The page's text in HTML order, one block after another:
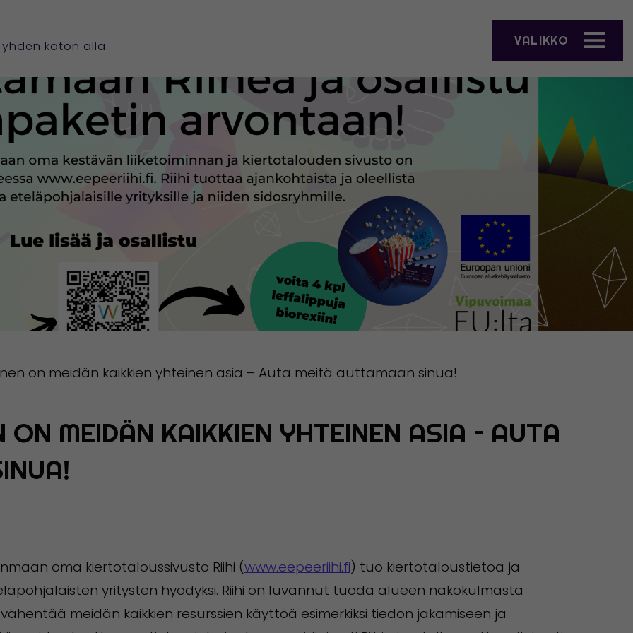
katon alla VALIKKO
AVAA VALIKKO"
on meidän kaikkien yhteinen asia – Auta meitä auttamaan sinua!
ON MEIDÄN KAIKKIEN YHTEINEN ASIA – AUTA
oma kiertotaloussivusto Riihi (www.eepeeriihi.fi) tuo kiertotaloustietoa ja
yritysten hyödyksi. Riihi on luvannut tuoda alueen näkökulmasta
meidän kaikkien resurssien käyttöä esimerkiksi tiedon jakamiseen ja